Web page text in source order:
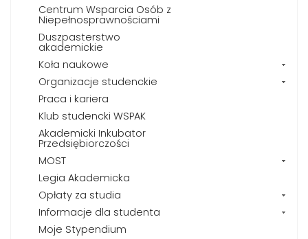
Centrum Wsparcia Osób z
Niepełnosprawnościami
Duszpasterstwo
akademickie
Koła naukowe
Organizacje studenckie
Praca i kariera
Klub studencki WSPAK
Akademicki Inkubator
Przedsiębiorczości
MOST
Legia Akademicka
Opłaty za studia
Informacje dla studenta
Moje Stypendium